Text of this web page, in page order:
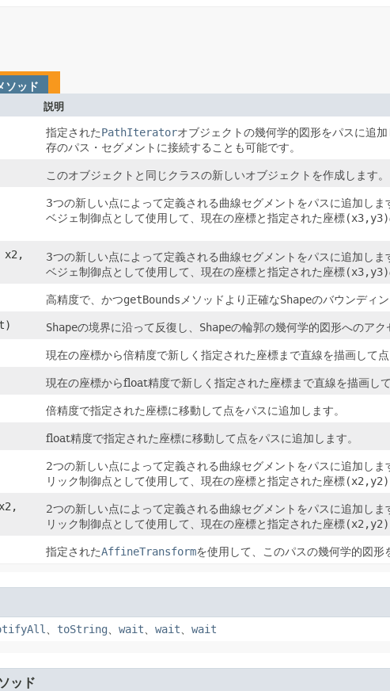
ソッド
説明
指定されたPathIteratorオブジェクトの幾何学的図形をパスに追
存のパス・セグメントに接続することも可能です。
このオブジェクトと同じクラスの新しいオブジェクトを作成します。
3つの新しい点によって定義される曲線セグメントをパスに追加し
ベジェ制御点として使用して、現在の座標と指定された座標(x3,y3)
3つの新しい点によって定義される曲線セグメントをパスに追加し
ベジェ制御点として使用して、現在の座標と指定された座標(x3,y3)
高精度で、かつgetBounds メソッドより正確なShapeのバウンディ
Shapeの境界に沿って反復し、 Shapeの輪郭の幾何学的図形へのアク
現在の座標から倍精度で新しく指定された座標まで直線を描画して点
現在の座標からfloat精度で新しく指定された座標まで直線を描画し
倍精度で指定された座標に移動して点をパスに追加します。
float精度で指定された座標に移動して点をパスに追加します。
2つの新しい点によって定義される曲線セグメントをパスに追加し
リック制御点として使用して、現在の座標と指定された座標(x2,y2)
2つの新しい点によって定義される曲線セグメントをパスに追加し
リック制御点として使用して、現在の座標と指定された座標(x2,y2)
指定されたAffineTransformを使用して、このパスの幾何学的図形
、 toString、 wait、 wait、 wait
ッド